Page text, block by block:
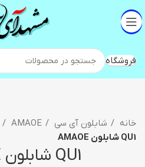
فروشگاه
خانه شابلون آی سی AMAOE
QU1 شابلون AMAOE
QU1 شابلون AMAOE